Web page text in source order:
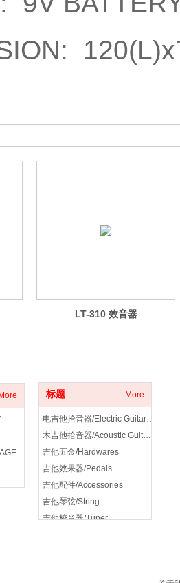
LT-310 效音器
More 标题 More
电吉他拾音器/Electric Guitar Pickup
木吉他拾音器/Acoustic Guitar Pickup
吉他五金/Hardwares
吉他效果器/Pedals
吉他配件/Accessories
吉他琴弦/String
吉他校音器/Tuner